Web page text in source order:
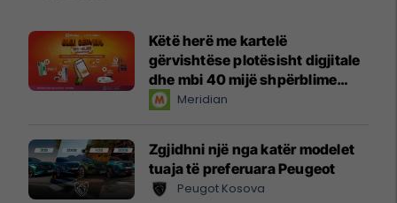
Këtë herë me kartelë
gërvishtëse plotësisht digjitale
dhe mbi 40 mijë shpërblime
instant!Meridian
Zgjidhni një nga katër modelet
tuaja të preferuara Peugeot
Peugot Kosova